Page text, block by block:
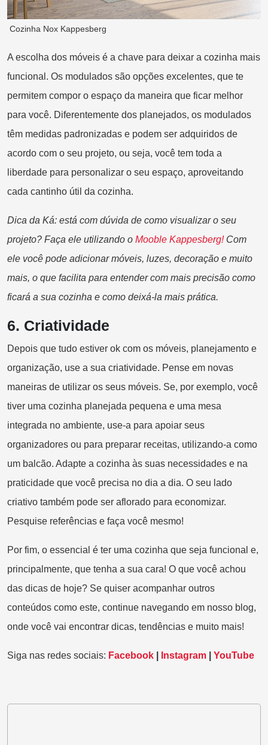
Cozinha Nox Kappesberg
A escolha dos móveis é a chave para deixar a cozinha mais
funcional. Os modulados são opções excelentes, que te
permitem compor o espaço da maneira que ficar melhor
para você. Diferentemente dos planejados, os modulados
têm medidas padronizadas e podem ser adquiridos de
acordo com o seu projeto, ou seja, você tem toda a
liberdade para personalizar o seu espaço, aproveitando
cada cantinho útil da cozinha.
Dica da Ká: está com dúvida de como visualizar o seu
projeto? Faça ele utilizando o Mooble Kappesberg!Com
ele você pode adicionar móveis, luzes, decoração e muito
mais, o que facilita para entender com mais precisão como
ficará a sua cozinha e como deixá-la mais prática.
6. Criatividade
Depois que tudo estiver ok com os móveis, planejamento e
organização, use a sua criatividade. Pense em novas
maneiras de utilizar os seus móveis. Se, por exemplo, você
tiver uma cozinha planejada pequena e uma mesa
integrada no ambiente, use-a para apoiar seus
organizadores ou para preparar receitas, utilizando-a como
um balcão. Adapte a cozinha às suas necessidades e na
praticidade que você precisa no dia a dia. O seu lado
criativo também pode ser aflorado para economizar.
Pesquise referências e faça você mesmo!
Por fim, o essencial é ter uma cozinha que seja funcional e,
principalmente, que tenha a sua cara! O que você achou
das dicas de hoje? Se quiser acompanhar outros
conteúdos como este, continue navegando em nosso blog,
onde você vai encontrar dicas, tendências e muito mais!
Siga nas redes sociais: Facebook Instagram YouTube